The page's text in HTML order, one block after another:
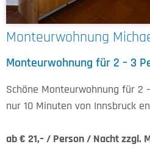
Monteurwohnung
Monteurwohnung für 2 – 3
Schöne Monteurwohnung für 2
nur 10 Minuten von Innsbruck
ab € 21,– / Person / Nacht zzgl.